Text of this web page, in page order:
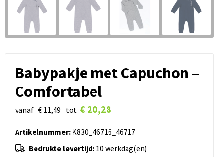
Babypakje met Capuchon –
Comfortabel
vanaf € 11,49 tot € 20,28
Artikelnummer:K830_46716_46717
Bedrukte levertijd: 10 werkdag(en)